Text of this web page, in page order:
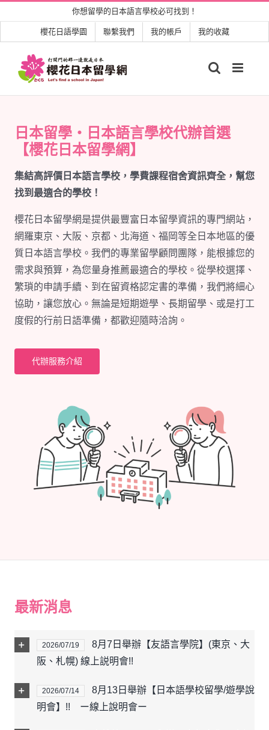
to
content
你想留學的日本語言學校必可找到！
櫻花日語學園 聯繫我們 我的帳戶 我的收藏
日本留學・日本語言學校代辦首選
【櫻花日本留學網】
集結高評價日本語言學校，學費課程宿舍資訊齊全，幫您
找到最適合的學校！
櫻花日本留學網是提供最豐富日本留學資訊的專門網站，
網羅東京、大阪、京都、北海道、福岡等全日本地區的優
質日本語言學校。我們的專業留學顧問團隊，能根據您的
需求與預算，為您量身推薦最適合的學校。從學校選擇、
繁瑣的申請手續、到在留資格認定書的準備，我們將細心
協助，讓您放心。無論是短期遊學、長期留學、或是打工
度假的行前日語準備，都歡迎隨時洽詢。
代辦服務介紹
最新消息
2026/07/19
8月7日舉辦【友語言學院】(東京、大
阪、札幌) 線上説明會!!
2026/07/14
8月13日舉辦【日本語學校留學/遊學說
明會】!! ー線上說明會ー